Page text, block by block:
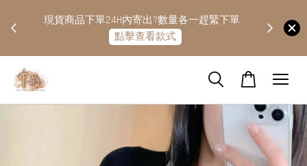
現貨商品下單24H內寄出?數量各一趕緊下單
點擊查看款式